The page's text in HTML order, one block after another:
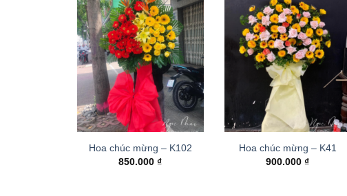
Hoa chúc mừng – K102
850.000₫
Hoa chúc mừng – K41
900.000₫